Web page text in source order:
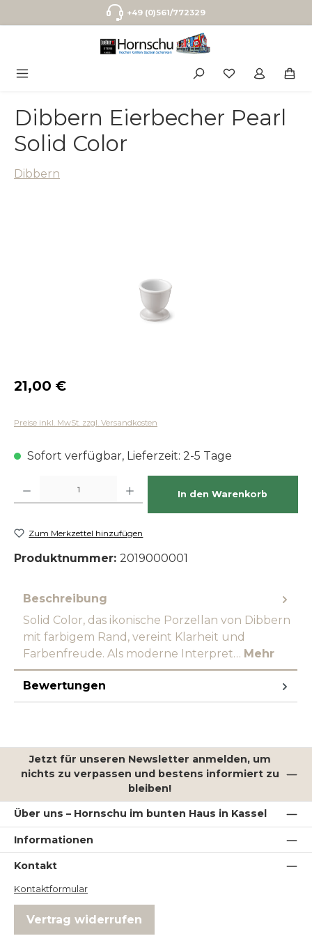
Zum Hauptinhalt springen+49 (0)561/772329
Dibbern Eierbecher Pearl
Solid Color
Dibbern
Regulärer Preis:
21,00 €
Preise inkl. MwSt. zzgl. Versandkosten
Sofort verfügbar, Lieferzeit: 2-5 Tage
In den Warenkorb
Zum Merkzettel hinzufügen
Produktnummer: 2019000001
Beschreibung
Solid Color, das ikonische Porzellan von Dibbern
mit farbigem Rand, vereint Klarheit und
Farbenfreude. Als moderne Interpret… Mehr
Bewertungen
Jetzt für unseren Newsletter anmelden, um
nichts zu verpassen und bestens informiert zu
bleiben!
Über uns – Hornschu im bunten Haus in Kassel
Informationen
Kontakt
Kontaktformular
Vertrag widerrufen